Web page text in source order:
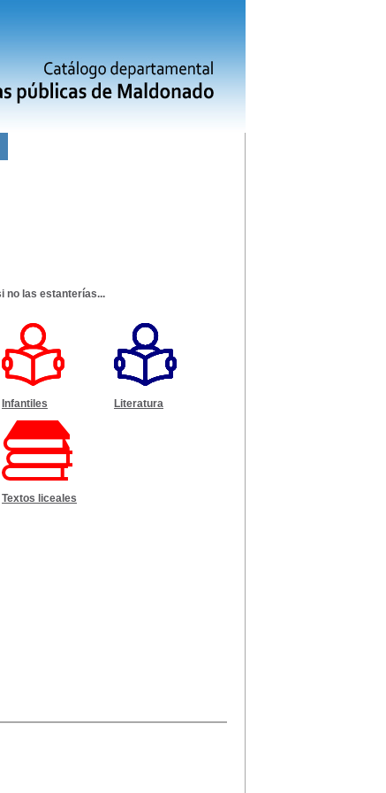
no las estanterías...
Infantiles Literatura
Textos liceales